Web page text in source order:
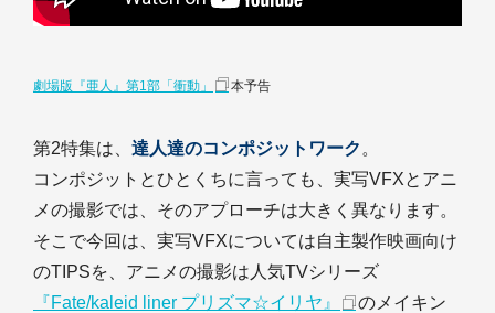
劇場版『亜人』第1部「衝動」 本予告
第2特集は、 達人達のコンポジットワーク 。
コンポジットとひとくちに言っても、実写VFXとアニ
メの撮影では、そのアプローチは大きく異なります。
そこで今回は、実写VFXについては自主製作映画向け
のTIPSを、アニメの撮影は人気TVシリーズ
『Fate/kaleid liner プリズマ☆イリヤ』
のメイキン